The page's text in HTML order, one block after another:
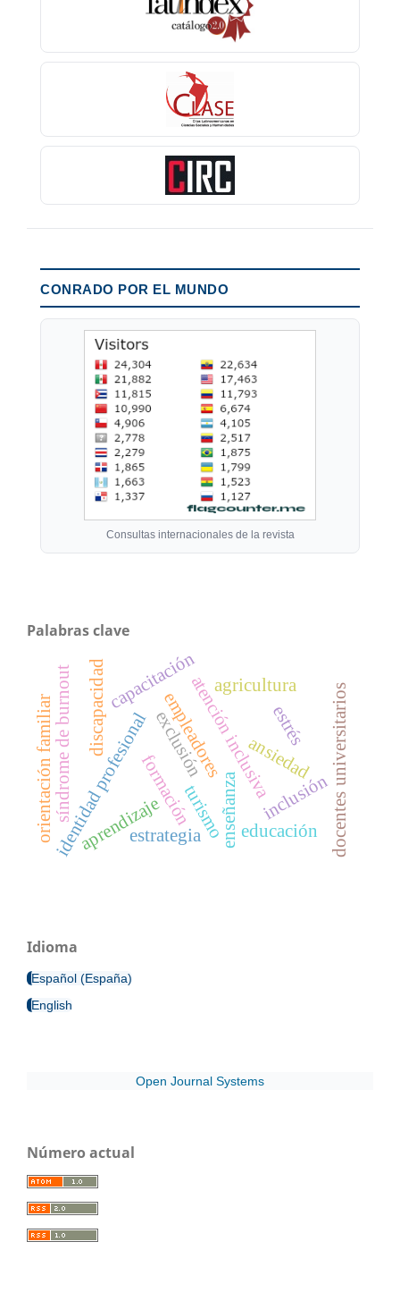
CONRADO POR EL MUNDO
Consultas internacionales de la revista
Palabras clave
formaciónatención inclusiva
identidad profesional enseñanza
aprendizaje inclusión
exclusión
discapacidadcapacitación
estrés
ansiedad docentes universitarios
síndrome de burnout
orientación familiar
agricultura
turismo educación
empleadores
estrategia
Idioma
Español (España)
English
Open Journal Systems
Número actual